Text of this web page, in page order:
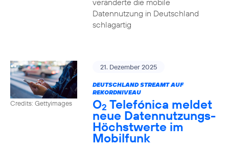
veränderte die mobile
Datennutzung in Deutschland
schlagartig
Credits: Gettyimages
21. Dezember 2025
DEUTSCHLAND STREAMT AUF
REKORDNIVEAU
O2 Telefónica meldet
neue Datennutzungs-
Höchstwerte im
Mobilfunk